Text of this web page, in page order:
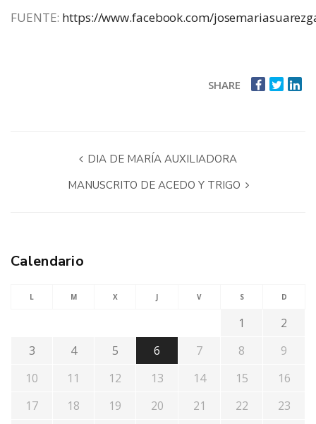
FUENTE: https://www.facebook.com/
SHARE
DIA DE MARÍA AUXILIADORA
MANUSCRITO DE ACEDO Y TRIGO
Calendario
L M X J V S D
1
2
3
4 5 6 7 8
9
10
11 12 13 14 15
16
17
18 19 20 21 22 23